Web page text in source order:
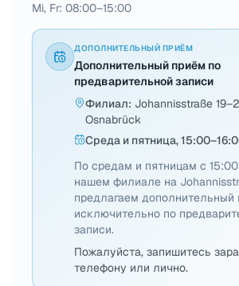
Mi, Fr: 08:00–15:00
ДОПОЛНИТЕЛЬНЫЙ ПРИЁМ
Дополнительный приём по
предварительной записи
Филиал: Johannisstraße
Osnabrück
Среда и пятница,
По средам и пятницам с
нашем филиале на
предлагаем
исключительно по
записи.
Пожалуйста, запишитесь
телефону или лично.